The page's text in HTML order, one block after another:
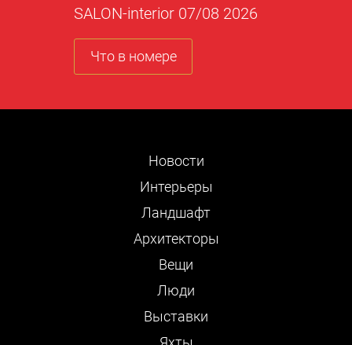
SALON-interior 07/08 2026
Что в номере
Новости
Интерьеры
Ландшафт
Архитекторы
Вещи
Люди
Выставки